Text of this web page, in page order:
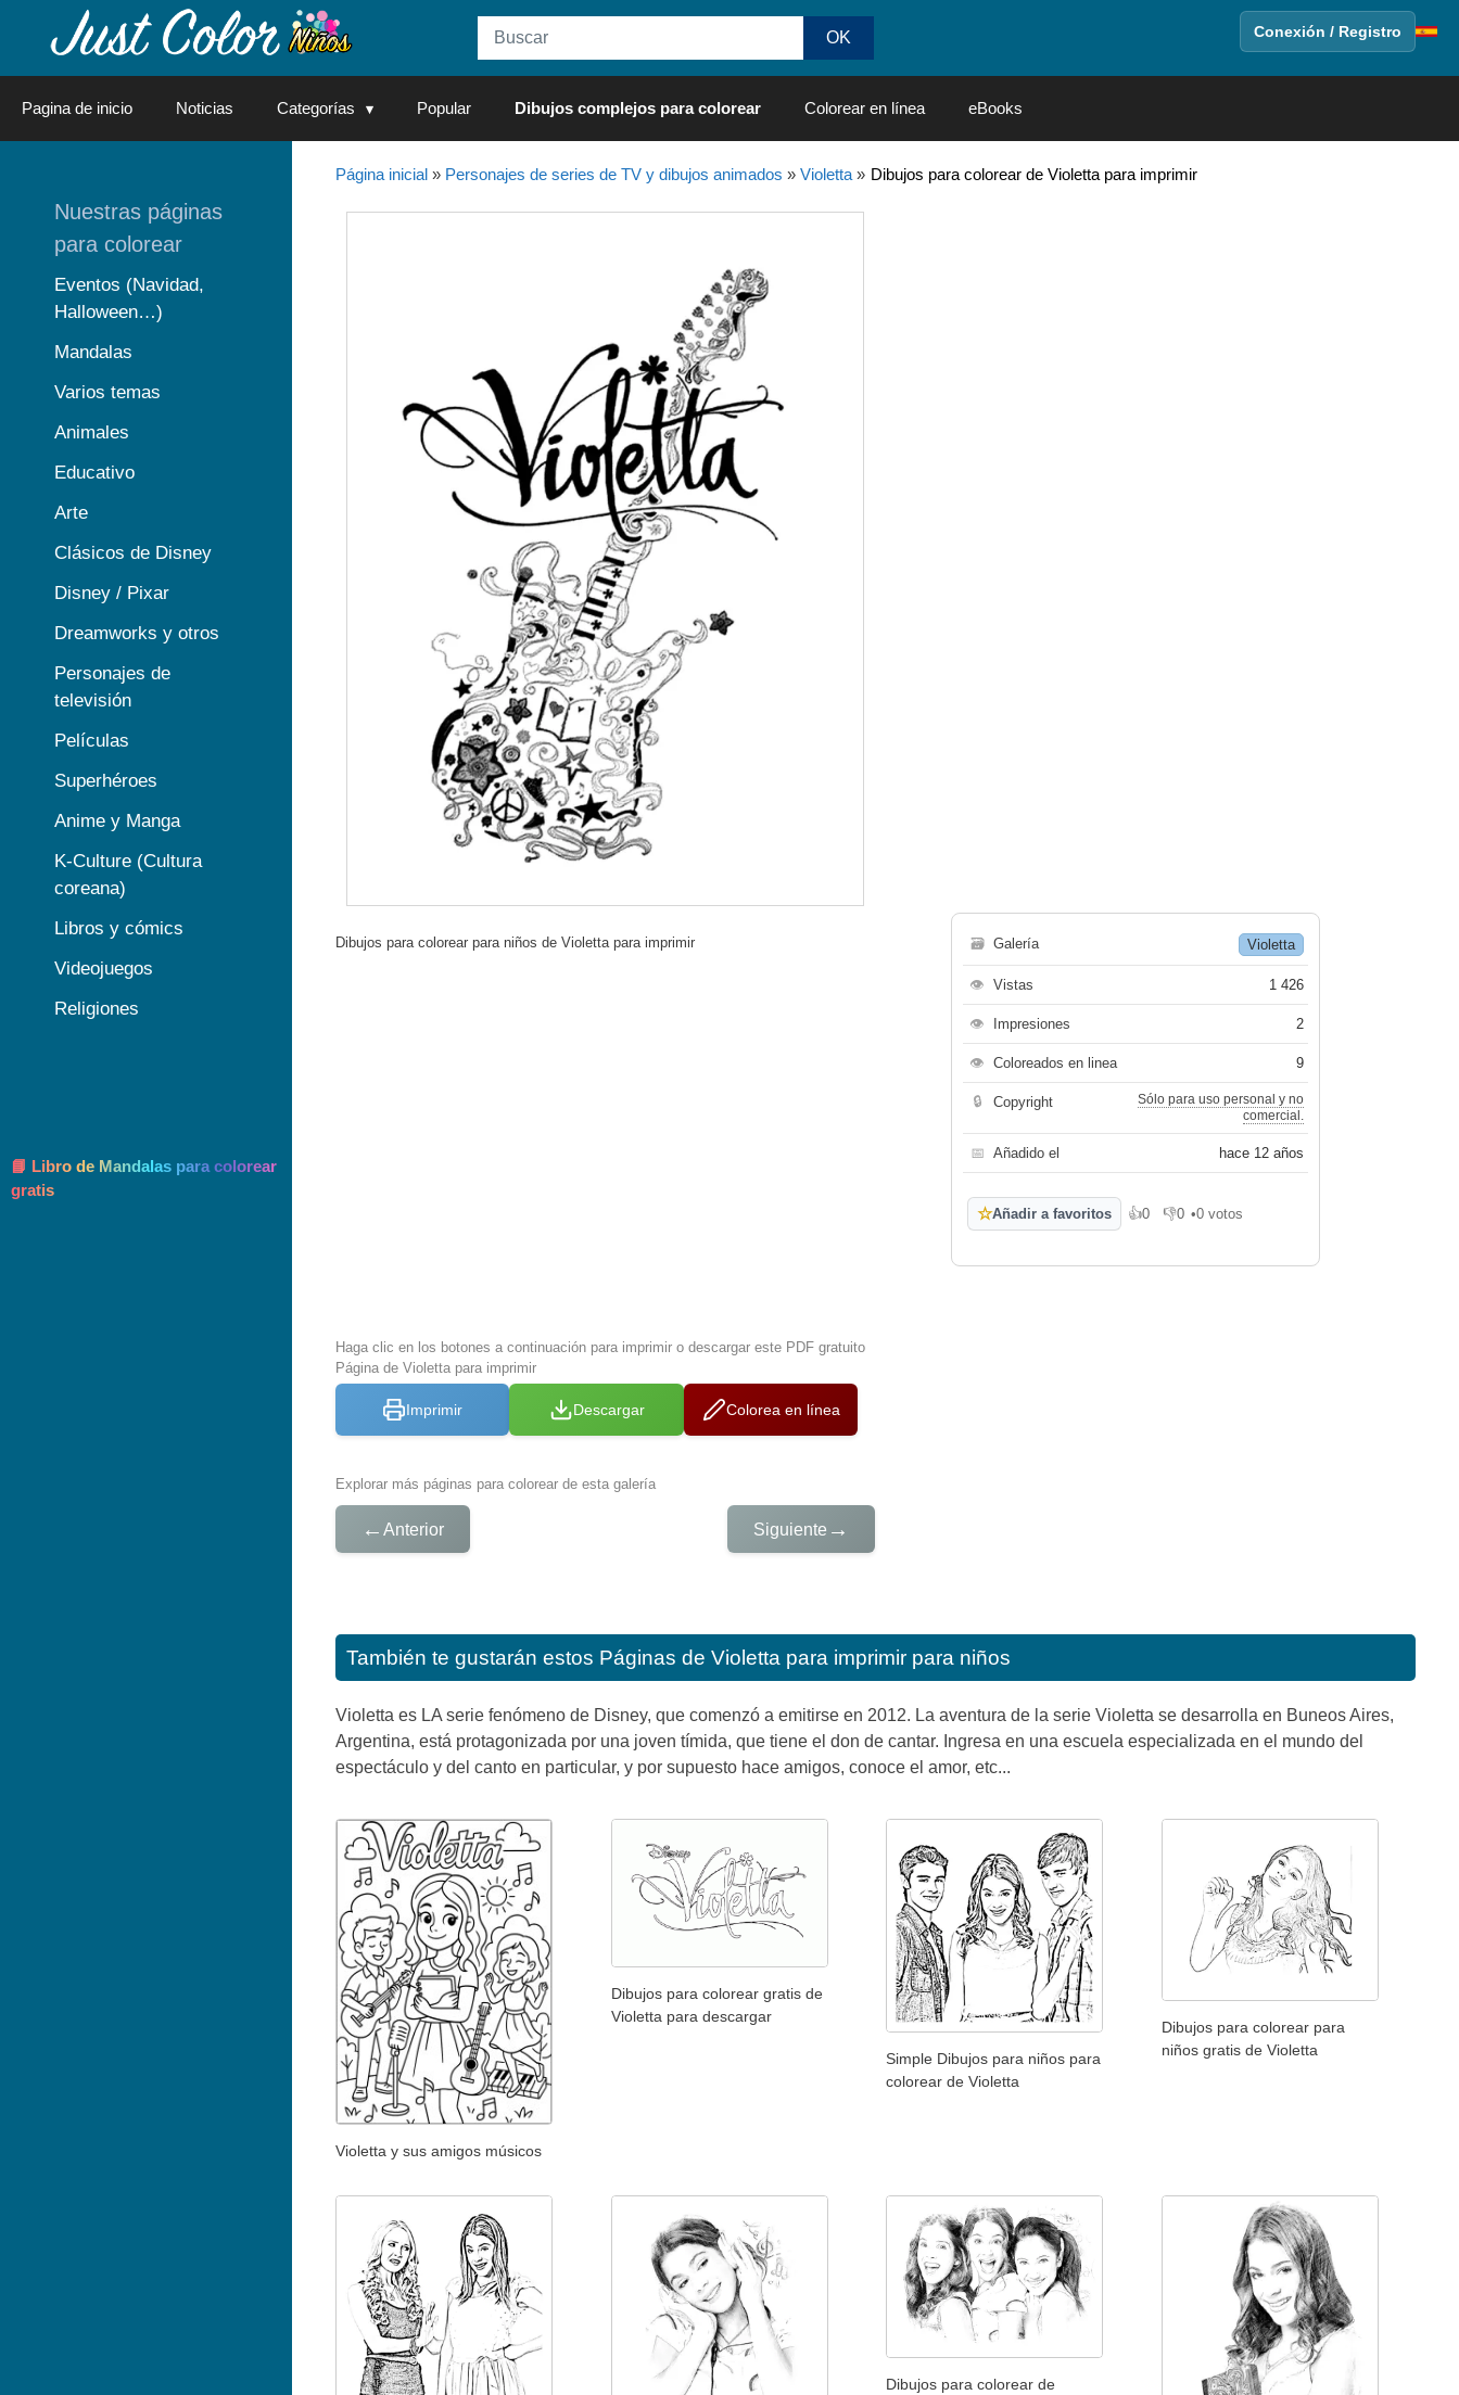
Conexión / Registro
Pagina de inicio Noticias Categorías Popular Dibujos complejos para colorear Colorear en línea eBooks
Página inicial» Personajes de series de TV y dibujos animados » Violetta» Dibujos para colorear de Violetta para imprimir
Dibujos para colorear para niños de Violetta para imprimir
Haga clic en los botones a continuación para imprimir o descargar este PDF gratuito
Página de Violetta para imprimir
Imprimir Descargar Colorea en línea
Explorar más páginas para colorear de esta galería
← Anterior Siguiente →
🗃 Galería Violetta
👁 Vistas 1 426
👁 Impresiones 2
👁 Coloreados en linea 9
🔒 Copyright
Sólo para uso personal y no
comercial.
📅 Añadido el hace 12 años
☆Añadir a favoritos 👍0
Me gusta
👎0
No me gusta
•0 votos
También te gustarán estos Páginas de Violetta para imprimir para niños
Violetta es LA serie fenómeno de Disney, que comenzó a emitirse en 2012. La aventura de la serie Violetta se desarrolla en Buneos Aires,
Argentina, está protagonizada por una joven tímida, que tiene el don de cantar. Ingresa en una escuela especializada en el mundo del
espectáculo y del canto en particular, y por supuesto hace amigos, conoce el amor, etc...
Violetta y sus amigos músicos
Dibujos para colorear gratis de
Violetta para descargar
Simple Dibujos para niños para
colorear de Violetta
Dibujos para colorear para
niños gratis de Violetta
Dibujos para colorear de
Nuestras páginas
para colorear
Eventos (Navidad,
Halloween…)
Mandalas
Varios temas
Animales
Educativo
Arte
Clásicos de Disney
Disney / Pixar
Dreamworks y otros
Personajes de
televisión
Películas
Superhéroes
Anime y Manga
K-Culture (Cultura
coreana)
Libros y cómics
Videojuegos
Religiones
📘 Libro de Mandalas para colorear
gratis